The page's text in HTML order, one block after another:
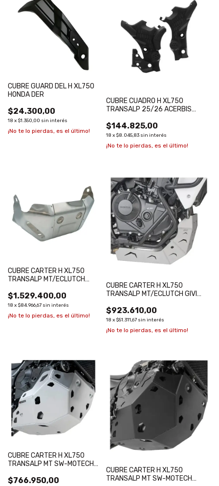
CUBRE GUARD DEL H XL750
HONDA DER
$24.300,00
18 x $1.350,00 sin interés
¡No te lo pierdas, es el último!
CUBRE CUADRO H XL750
TRANSALP 25/26 ACERBIS
$144.825,00
18 x $8.045,83 sin interés
¡No te lo pierdas, es el último!
CUBRE CARTER H XL750
TRANSALP MT/ECLUTCH
$1.529.400,00
18 x $84.966,67 sin interés
¡No te lo pierdas, es el último!
CUBRE CARTER H XL750
TRANSALP MT/ECLUTCH GIVI
$923.610,00
18 x $51.311,67 sin interés
¡No te lo pierdas, es el último!
CUBRE CARTER H XL750
TRANSALP MT SW-MOTECH
$766.950,00
CUBRE CARTER H XL750
TRANSALP MT SW-MOTECH